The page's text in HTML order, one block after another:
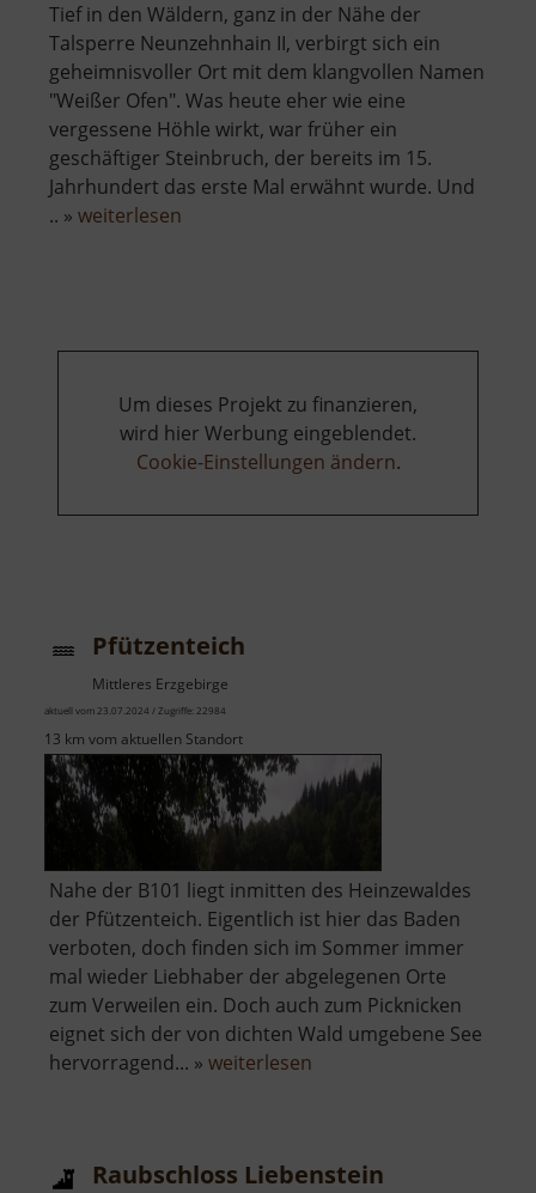
Tief in den Wäldern, ganz in der Nähe der
Talsperre Neunzehnhain II, verbirgt sich ein
geheimnisvoller Ort mit dem klangvollen Namen
"Weißer Ofen". Was heute eher wie eine
vergessene Höhle wirkt, war früher ein
geschäftiger Steinbruch, der bereits im 15.
Jahrhundert das erste Mal erwähnt wurde. Und
.. » weiterlesen
Um dieses Projekt zu finanzieren,
wird hier Werbung eingeblendet.
Cookie-Einstellungen ändern.
Pfützenteich
Mittleres Erzgebirge
aktuell vom 23.07.2024 / Zugriffe: 22984
13 km vom aktuellen Standort
Nahe der B101 liegt inmitten des Heinzewaldes
der Pfützenteich. Eigentlich ist hier das Baden
verboten, doch finden sich im Sommer immer
mal wieder Liebhaber der abgelegenen Orte
zum Verweilen ein. Doch auch zum Picknicken
eignet sich der von dichten Wald umgebene See
hervorragend... » weiterlesen
Raubschloss Liebenstein